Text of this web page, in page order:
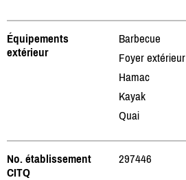
Équipements
extérieur
Barbecue
Foyer extérieur
Hamac
Kayak
Quai
No. établissement
CITQ
297446